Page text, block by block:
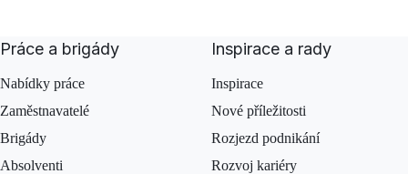
Práce a brigády
Nabídky práce
Zaměstnavatelé
Brigády
Absolventi
Inspirace a rady
Inspirace
Nové příležitosti
Rozjezd podnikání
Rozvoj kariéry